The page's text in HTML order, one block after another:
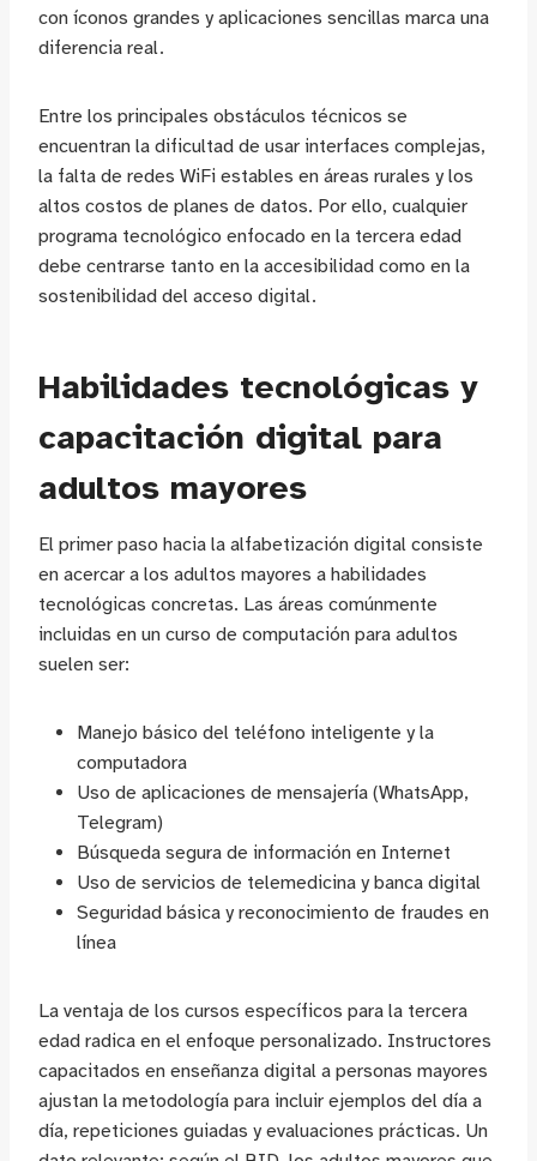
con íconos grandes y aplicaciones sencillas marca una
diferencia real.
Entre los principales obstáculos técnicos se
encuentran la dificultad de usar interfaces complejas,
la falta de redes WiFi estables en áreas rurales y los
altos costos de planes de datos. Por ello, cualquier
programa tecnológico enfocado en la tercera edad
debe centrarse tanto en la accesibilidad como en la
sostenibilidad del acceso digital.
Habilidades tecnológicas y
capacitación digital para
adultos mayores
El primer paso hacia la alfabetización digital consiste
en acercar a los adultos mayores a habilidades
tecnológicas concretas. Las áreas comúnmente
incluidas en un curso de computación para adultos
suelen ser:
Manejo básico del teléfono inteligente y la
computadora
Uso de aplicaciones de mensajería (WhatsApp,
Telegram)
Búsqueda segura de información en Internet
Uso de servicios de telemedicina y banca digital
Seguridad básica y reconocimiento de fraudes en
línea
La ventaja de los cursos específicos para la tercera
edad radica en el enfoque personalizado. Instructores
capacitados en enseñanza digital a personas mayores
ajustan la metodología para incluir ejemplos del día a
día, repeticiones guiadas y evaluaciones prácticas. Un